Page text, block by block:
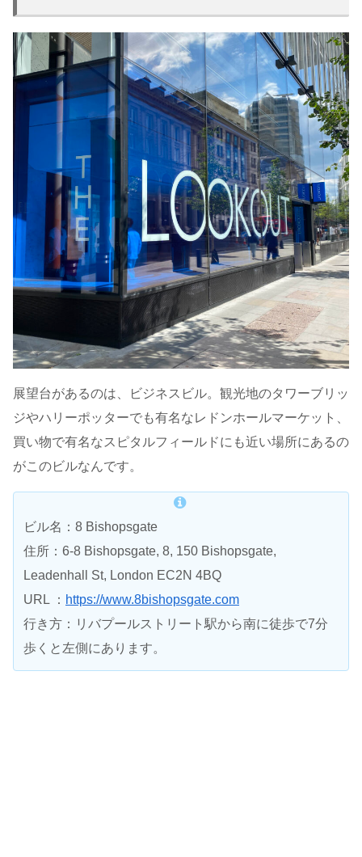
展望台があるのは、ビジネスビル。観光地のタワーブリッ
ジやハリーポッターでも有名なレドンホールマーケット、
買い物で有名なスピタルフィールドにも近い場所にあるの
がこのビルなんです。
ビル名：8 Bishopsgate
住所：6-8 Bishopsgate, 8, 150 Bishopsgate,
Leadenhall St, London EC2N 4BQ
URL ： https://www.8bishopsgate.com
行き方：リバプールストリート駅から南に徒歩で7分
歩くと左側にあります。